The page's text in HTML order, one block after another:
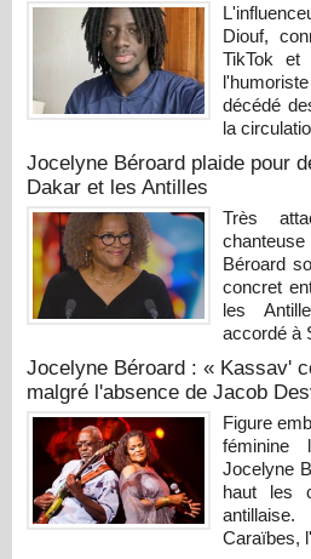
Diouf,
TikTok et
décédé
la
Jocelyne Béroard plaide pour
Dakar et les Antilles
Très
Béroard
concret
les
accordé à
Jocelyne Béroard : « Kassav'
malgré l'absence de Jacob
Figure
féminine
Jocelyne
haut les
Caraïbes,